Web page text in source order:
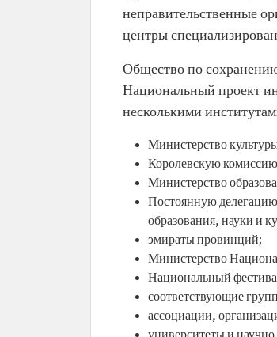
неправительственные
центры
Общество по
Национальный проект
несколькими
Министерство
Королевскую
Министерство
Постоянную
образования, науки
эмираты провинций;
Министерство
Национальный
соответствующие
ассоциации,